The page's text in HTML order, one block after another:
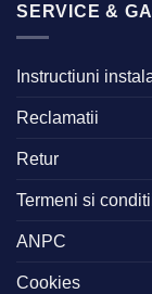
SERVICE &
Instructiuni
Reclamatii
Retur
Termeni si
ANPC
Cookies